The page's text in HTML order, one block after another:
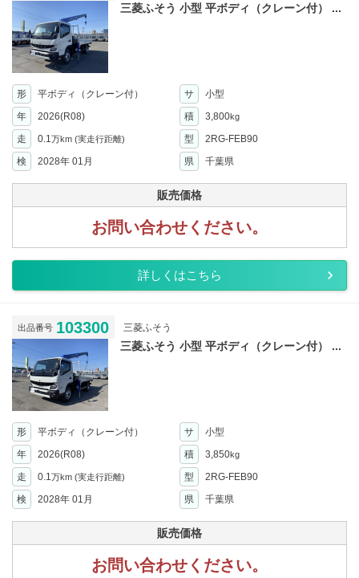
三菱ふそう 小型 平ボディ（クレーン付） ...
形 平ボディ（クレーン付） サ
小型
年
2026(R08) 積 3,800kg
走 0.1万km (実走行距離) 型
2RG-FEB90
検
2028年 01月 県 千葉県
販売価格
お問い合わせください。
詳しくはこちら
出品番号 103300 三菱ふそう
三菱ふそう 小型 平ボディ（クレーン付） ...
形 平ボディ（クレーン付） サ
小型
年
2026(R08) 積 3,850kg
走 0.1万km (実走行距離) 型
2RG-FEB90
検
2028年 01月 県 千葉県
販売価格
お問い合わせください。